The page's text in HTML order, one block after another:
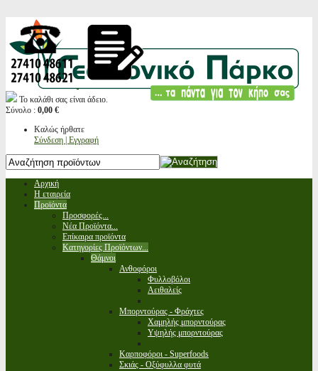
Το καλάθι σας είναι άδειο.
Σύνολο : 0,00 €
Καλώς ήρθατε
Σύνδεση | Εγγραφή
Αρχική
Η εταιρεία
Προϊόντα
Προσφορές...
Νέα Προϊόντα...
Επίκαιρα προϊόντα
Κατηγορίες Προϊόντων...
Θάμνοι
Ανθοφόροι
Φυλλοβόλοι
Αειθαλείς
Μπορντούρας - Φράχτες
Χαμηλής μπορντούρας
Υψηλής μπορντούρας
Καρποφόροι - Superfoods
Σκιάς - Οξύφυλλα φυτά